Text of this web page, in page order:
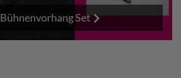
Bühnenvorhang Set